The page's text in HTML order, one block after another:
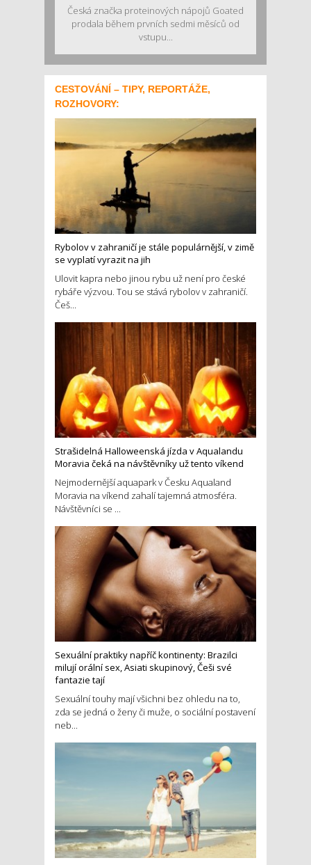
Česká značka proteinových nápojů Goated
prodala během prvních sedmi měsíců od
vstupu...
CESTOVÁNÍ – TIPY, REPORTÁŽE,
ROZHOVORY:
Rybolov v zahraničí je stále populárnější, v zimě
se vyplatí vyrazit na jih
Ulovit kapra nebo jinou rybu už není pro české
rybáře výzvou. Tou se stává rybolov v zahraničí.
Češ...
Strašidelná Halloweenská jízda v Aqualandu
Moravia čeká na návštěvníky už tento víkend
Nejmodernější aquapark v Česku Aqualand
Moravia na víkend zahalí tajemná atmosféra.
Návštěvníci se ...
Sexuální praktiky napříč kontinenty: Brazilci
milují orální sex, Asiati skupinový, Češi své
fantazie tají
Sexuální touhy mají všichni bez ohledu na to,
zda se jedná o ženy či muže, o sociální postavení
neb...